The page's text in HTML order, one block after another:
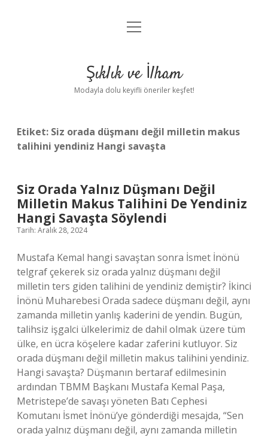
Anasayfa
Yasal Uyarı
menüyü
Şıklık ve İlham
Modayla dolu keyifli öneriler keşfet!
Etiket: Siz orada düşmanı değil milletin makus
talihini yendiniz Hangi savaşta
Siz Orada Yalnız Düşmanı Değil
Milletin Makus Talihini De Yendiniz
Hangi Savaşta Söylendi
Tarih: Aralık 28, 2024
Mustafa Kemal hangi savaştan sonra İsmet İnönü
telgraf çekerek siz orada yalnız düşmanı değil
milletin ters giden talihini de yendiniz demiştir? İkinci
İnönü Muharebesi Orada sadece düşmanı değil, aynı
zamanda milletin yanlış kaderini de yendin. Bugün,
talihsiz işgalci ülkelerimiz de dahil olmak üzere tüm
ülke, en ücra köşelere kadar zaferini kutluyor. Siz
orada düşmanı değil milletin makus talihini yendiniz.
Hangi savaşta? Düşmanın bertaraf edilmesinin
ardından TBMM Başkanı Mustafa Kemal Paşa,
Metristepe’de savaşı yöneten Batı Cephesi
Komutanı İsmet İnönü’ye gönderdiği mesajda, “Sen
orada yalnız düşmanı değil, aynı zamanda milletin